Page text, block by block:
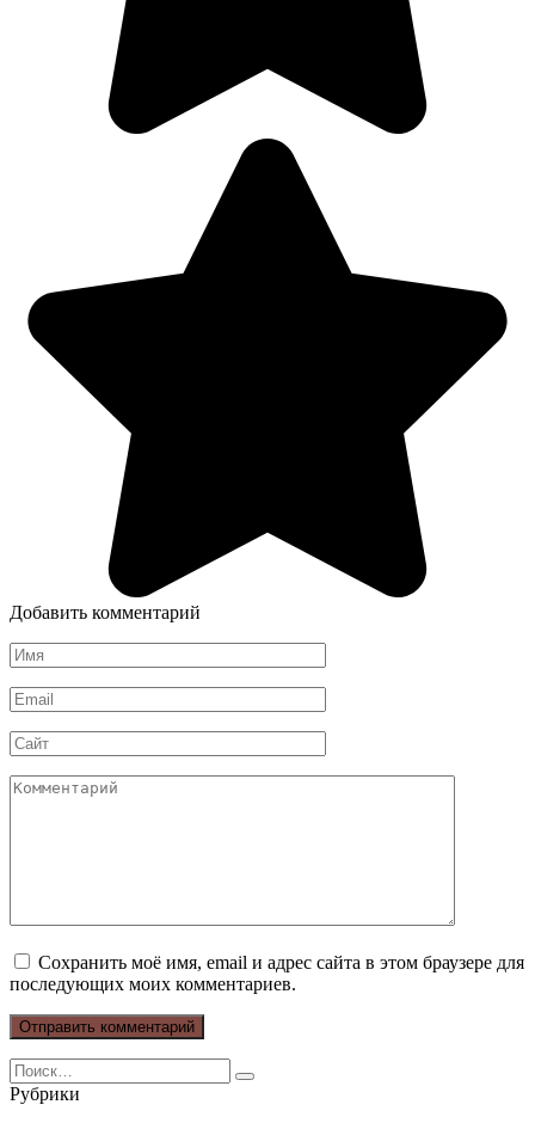
Добавить комментарий
Имя
*
Email
*
Сайт
Комментарий
Сохранить моё имя, email и адрес сайта в этом браузере для
последующих моих комментариев.
Search
for:
Рубрики